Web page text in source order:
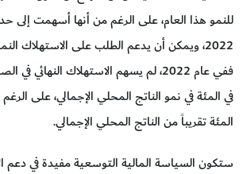
للنمو هذا العام، على الرغم من أنها أسهمت إلى
2022، ويمكن أن يدعم الطلب على الاستهلاك
المئة تقريباً من الناتج المحلي الإجمالي.
ستكون السياسة المالية التوسعية مفيدة في دعم